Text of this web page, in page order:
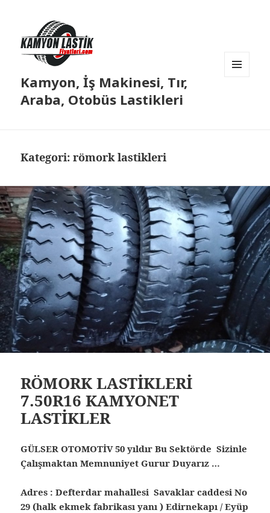
Kamyon, İş Makinesi, Tır,
Araba, Otobüs Lastikleri
Kategori:römork lastikleri
RÖMORK LASTİKLERİ
7.50R16 KAMYONET
LASTİKLER
GÜLSER OTOMOTİV 50 yıldır Bu Sektörde Sizinle
Çalışmaktan Memnuniyet Gurur Duyarız …
Adres : Defterdar mahallesi Savaklar caddesi No
29 (halk ekmek fabrikası yanı ) Edirnekapı / Eyüp